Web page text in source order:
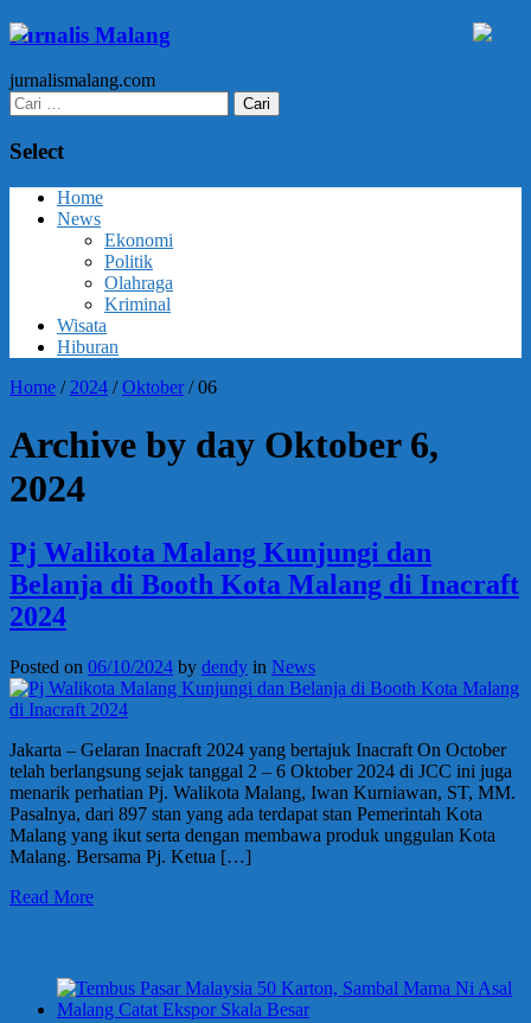
Jurnalis Malang
jurnalismalang.com
Cari
untuk:
Select
Home
News
Ekonomi
Politik
Olahraga
Kriminal
Wisata
Hiburan
Home / 2024 /Oktober /06
Archive by day Oktober 6,
2024
Pj Walikota Malang Kunjungi dan
Belanja di Booth Kota Malang di Inacraft
2024
Posted on 06/10/2024 by dendy in News
Jakarta – Gelaran Inacraft 2024 yang bertajuk Inacraft On October
telah berlangsung sejak tanggal 2 – 6 Oktober 2024 di JCC ini juga
menarik perhatian Pj. Walikota Malang, Iwan Kurniawan, ST, MM.
Pasalnya, dari 897 stan yang ada terdapat stan Pemerintah Kota
Malang yang ikut serta dengan membawa produk unggulan Kota
Malang. Bersama Pj. Ketua […]
Read More